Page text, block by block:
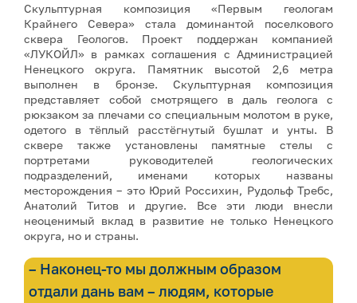
Скульптурная композиция «Первым геологам
Крайнего Севера» стала доминантой поселкового
сквера Геологов. Проект поддержан компанией
«ЛУКОЙЛ» в рамках соглашения с Администрацией
Ненецкого округа. Памятник высотой 2,6 метра
выполнен в бронзе. Скульптурная композиция
представляет собой смотрящего в даль геолога с
рюкзаком за плечами со специальным молотом в руке,
одетого в тёплый расстёгнутый бушлат и унты. В
сквере также установлены памятные стелы с
портретами руководителей геологических
подразделений, именами которых названы
месторождения – это Юрий Россихин, Рудольф Требс,
Анатолий Титов и другие. Все эти люди внесли
неоценимый вклад в развитие не только Ненецкого
округа, но и страны.
– Наконец-то мы должным образом
отдали дань вам – людям, которые